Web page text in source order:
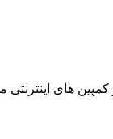
های اینترنتی